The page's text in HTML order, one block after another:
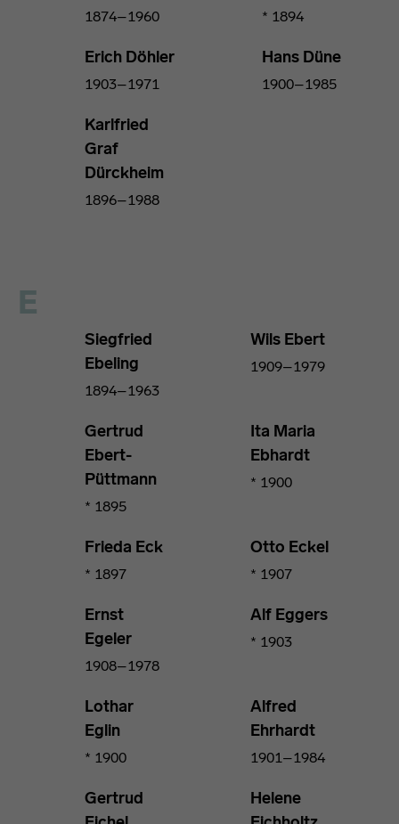
1874–1960 * 1894
Erich Döhler
1903–1971
Hans Düne
1900–1985
Karlfried
Graf
Dürckheim
1896–1988
E
Siegfried
Ebeling
1894–1963
Wils Ebert
1909–1979
Gertrud
Ebert-
Püttmann
* 1895
Ita Maria
Ebhardt
* 1900
Frieda Eck
* 1897
Otto Eckel
* 1907
Ernst
Egeler
1908–1978
Alf Eggers
* 1903
Lothar
Eglin
* 1900
Alfred
Ehrhardt
1901–1984
Gertrud
Helene